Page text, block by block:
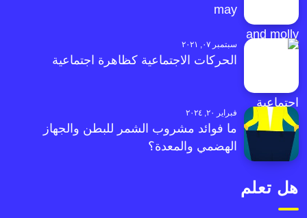
may
سبتمبر ٠٧, ٢٠٢١
الحركات الاجتماعية كظاهرة اجتماعية
فبراير ٢٠, ٢٠٢٤
ما فوائد مشروب الشمر للبطن والجهاز
الهضمي والمعدة؟
هل تعلم